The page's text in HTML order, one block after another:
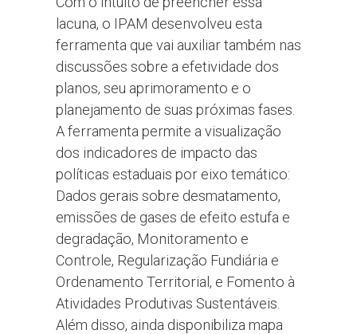
lacuna, o IPAM desenvolveu esta
ferramenta que vai auxiliar também nas
discussões sobre a efetividade dos
planos, seu aprimoramento e o
planejamento de suas próximas fases.
A ferramenta permite a visualização
dos indicadores de impacto das
políticas estaduais por eixo temático:
Dados gerais sobre desmatamento,
emissões de gases de efeito estufa e
degradação, Monitoramento e
Controle, Regularização Fundiária e
Ordenamento Territorial, e Fomento à
Atividades Produtivas Sustentáveis.
Além disso, ainda disponibiliza mapa